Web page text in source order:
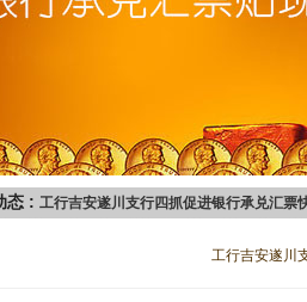
态 : 工行吉安遂川支行四抓促进银行承兑汇票
工行吉安遂川